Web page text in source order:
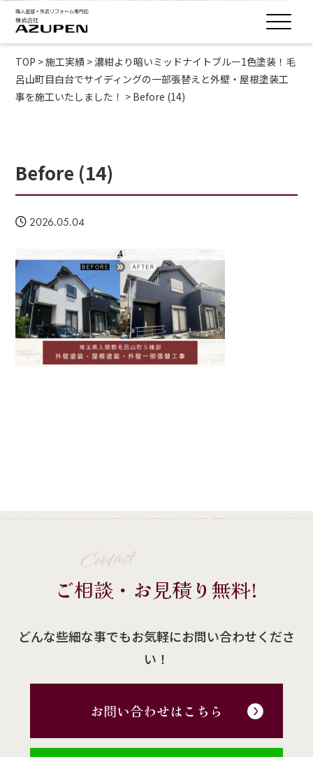
TOP >施工実績 > 濃紺より暗いミッドナイトブルー1色塗装！毛
呂山町目白台でサイディングの一部張替えと外壁・屋根塗装工
事を施工いたしました！ > Before (14)
Before (14)
2026.05.04
Contact
ご相談・お見積り無料!
どんな些細な事でもお気軽にお問い合わせくださ
い！
お問い合わせはこちら